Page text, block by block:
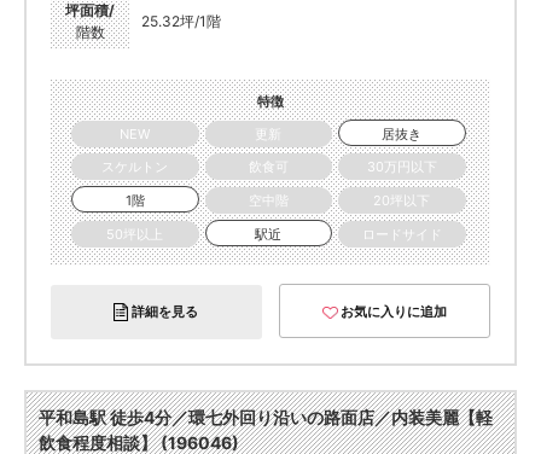
坪面積/
階数
25.32坪/1階
特徴
NEW
更新
居抜き
スケルトン
飲食可
30万円以下
1階
空中階
20坪以下
50坪以上
駅近 ロードサイド
詳細を見る お気に入りに追加
平和島駅 徒歩4分／環七外回り沿いの路面店／内装美麗【軽
飲食程度相談】 (196046)